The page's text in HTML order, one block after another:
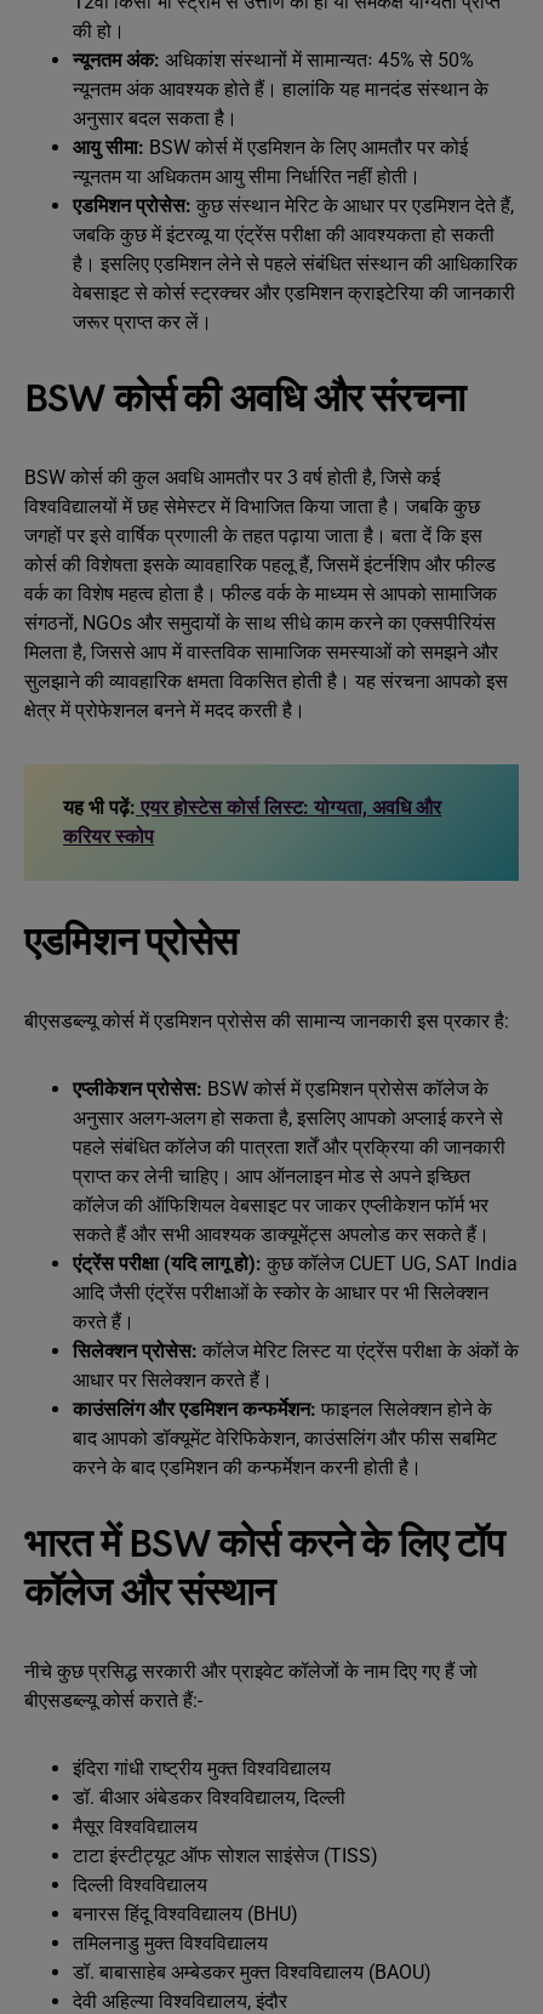
की हो।
न्यूनतम अंक: अधिकांश संस्थानों में सामान्यतः 45% से 50%
न्यूनतम अंक आवश्यक होते हैं। हालांकि यह मानदंड संस्थान के
अनुसार बदल सकता है।
आयु सीमा: BSW कोर्स में एडमिशन के लिए आमतौर पर कोई
न्यूनतम या अधिकतम आयु सीमा निर्धारित नहीं होती।
एडमिशन प्रोसेस: कुछ संस्थान मेरिट के आधार पर एडमिशन देते हैं,
जबकि कुछ में इंटरव्यू या एंट्रेंस परीक्षा की आवश्यकता हो सकती
है। इसलिए एडमिशन लेने से पहले संबंधित संस्थान की आधिकारिक
वेबसाइट से कोर्स स्ट्रक्चर और एडमिशन क्राइटेरिया की जानकारी
जरूर प्राप्त कर लें।
BSW कोर्स की अवधि और संरचना
BSW कोर्स की कुल अवधि आमतौर पर 3 वर्ष होती है, जिसे कई
विश्वविद्यालयों में छह सेमेस्टर में विभाजित किया जाता है। जबकि कुछ
जगहों पर इसे वार्षिक प्रणाली के तहत पढ़ाया जाता है। बता दें कि इस
कोर्स की विशेषता इसके व्यावहारिक पहलू हैं, जिसमें इंटर्नशिप और फील्ड
वर्क का विशेष महत्व होता है। फील्ड वर्क के माध्यम से आपको सामाजिक
संगठनों, NGOs और समुदायों के साथ सीधे काम करने का एक्सपीरियंस
मिलता है, जिससे आप में वास्तविक सामाजिक समस्याओं को समझने और
सुलझाने की व्यावहारिक क्षमता विकसित होती है। यह संरचना आपको इस
क्षेत्र में प्रोफेशनल बनने में मदद करती है।
यह भी पढ़ें: एयर होस्टेस कोर्स लिस्ट: योग्यता, अवधि और
करियर स्कोप
एडमिशन प्रोसेस
बीएसडब्ल्यू कोर्स में एडमिशन प्रोसेस की सामान्य जानकारी इस प्रकार है:
एप्लीकेशन प्रोसेस: BSW कोर्स में एडमिशन प्रोसेस कॉलेज के
अनुसार अलग-अलग हो सकता है, इसलिए आपको अप्लाई करने से
पहले संबंधित कॉलेज की पात्रता शर्तें और प्रक्रिया की जानकारी
प्राप्त कर लेनी चाहिए। आप ऑनलाइन मोड से अपने इच्छित
कॉलेज की ऑफिशियल वेबसाइट पर जाकर एप्लीकेशन फॉर्म भर
सकते हैं और सभी आवश्यक डाक्यूमेंट्स अपलोड कर सकते हैं।
एंट्रेंस परीक्षा (यदि लागू हो): कुछ कॉलेज CUET UG, SAT India
आदि जैसी एंट्रेंस परीक्षाओं के स्कोर के आधार पर भी सिलेक्शन
करते हैं।
सिलेक्शन प्रोसेस: कॉलेज मेरिट लिस्ट या एंट्रेंस परीक्षा के अंकों के
आधार पर सिलेक्शन करते हैं।
काउंसलिंग और एडमिशन कन्फर्मेशन: फाइनल सिलेक्शन होने के
बाद आपको डॉक्यूमेंट वेरिफिकेशन, काउंसलिंग और फीस सबमिट
करने के बाद एडमिशन की कन्फर्मेशन करनी होती है।
भारत में BSW कोर्स करने के लिए टॉप
कॉलेज और संस्थान
नीचे कुछ प्रसिद्ध सरकारी और प्राइवेट कॉलेजों के नाम दिए गए हैं जो
बीएसडब्ल्यू कोर्स कराते हैं:-
इंदिरा गांधी राष्ट्रीय मुक्त विश्वविद्यालय
डॉ. बीआर अंबेडकर विश्वविद्यालय, दिल्ली
मैसूर विश्वविद्यालय
टाटा इंस्टीट्यूट ऑफ सोशल साइंसेज (TISS)
दिल्ली विश्वविद्यालय
बनारस हिंदू विश्वविद्यालय (BHU)
तमिलनाडु मुक्त विश्वविद्यालय
डॉ. बाबासाहेब अम्बेडकर मुक्त विश्वविद्यालय (BAOU)
देवी अहिल्या विश्वविद्यालय, इंदौर